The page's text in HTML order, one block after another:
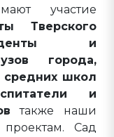
участие
Тверского
и
города,
средних школ
и
также наши
Сад